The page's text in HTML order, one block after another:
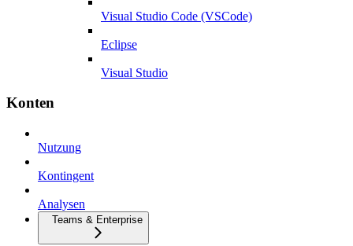
Visual Studio Code (VSCode)
Eclipse
Visual Studio
Konten
Nutzung
Kontingent
Analysen
Teams & Enterprise